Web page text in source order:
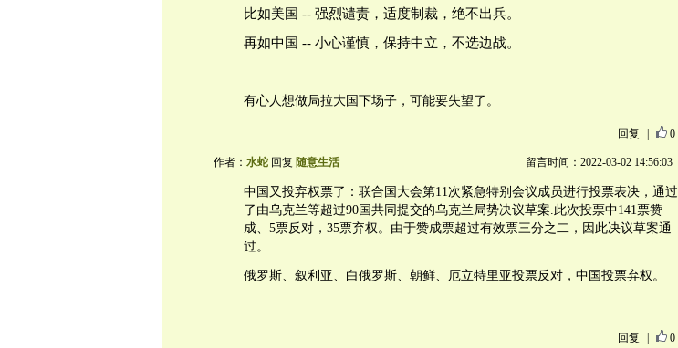
比如美国 -- 强烈谴责，适度制裁，绝不出兵。
再如中国 -- 小心谨慎，保持中立，不选边战。
有心人想做局拉大国下场子，可能要失望了。
回复 0
作者： 水蛇回复 随意生活 留言时间：2022-03-02 14:56:03
中国又投弃权票了：联合国大会第11次紧急特别会议成员进行投票表决，通过
了由乌克兰等超过90国共同提交的乌克兰局势决议草案.此次投票中141票赞
成、5票反对，35票弃权。由于赞成票超过有效票三分之二，因此决议草案通
过。
俄罗斯、叙利亚、白俄罗斯、朝鲜、厄立特里亚投票反对，中国投票弃权。
回复 0